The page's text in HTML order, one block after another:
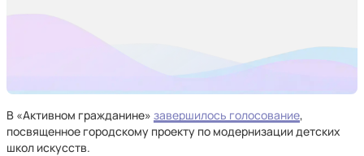
В «Активном гражданине» завершилось голосование,
посвященное городскому проекту по модернизации детских
школ искусств.